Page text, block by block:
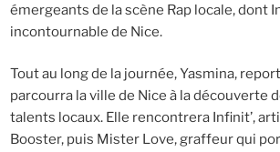
émergeants de la scène Rap locale, dont
incontournable de Nice.
Tout au long de la journée, Yasmina,
parcourra la ville de Nice à la découverte
talents locaux. Elle rencontrera Infinit’,
Booster, puis Mister Love, graffeur qui